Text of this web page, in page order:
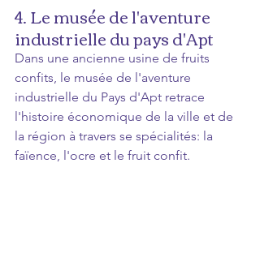
4. Le musée de l'aventure
industrielle du pays d'Apt
Dans une ancienne usine de fruits
confits, le musée de l'aventure
industrielle du Pays d'Apt retrace
l'histoire économique de la ville et de
la région à travers se spécialités: la
faïence, l'ocre et le fruit confit.